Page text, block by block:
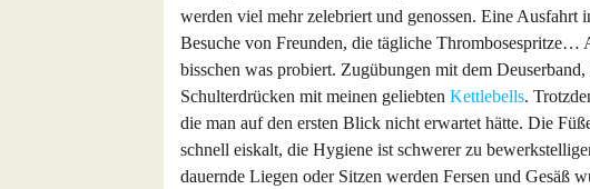
werden viel mehr zelebriert und genossen. Eine Ausfahrt
Besuche von Freunden, die tägliche Thrombosespritze…
bisschen was probiert. Zugübungen mit dem
Schulterdrücken mit meinen geliebten Kettlebells.
die man auf den ersten Blick nicht erwartet hätte. Die
schnell eiskalt, die Hygiene ist schwerer zu
dauernde Liegen oder Sitzen werden Fersen und Gesäß